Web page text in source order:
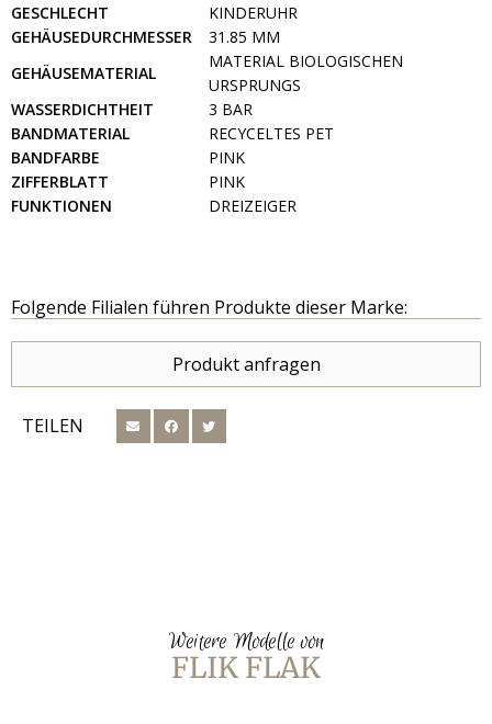
GESCHLECHT
KINDERUHR
GEHÄUSEDURCHMESSER
31.85 MM
GEHÄUSEMATERIAL
MATERIAL BIOLOGISCHEN
URSPRUNGS
WASSERDICHTHEIT
3 BAR
BANDMATERIAL
RECYCELTES PET
BANDFARBE
PINK
ZIFFERBLATT
PINK
FUNKTIONEN
DREIZEIGER
Folgende Filialen führen Produkte dieser Marke:
Produkt anfragen
TEILEN
Weitere Modelle von
FLIK FLAK